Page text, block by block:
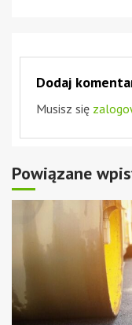
Dodaj
Musisz się
Powiązane